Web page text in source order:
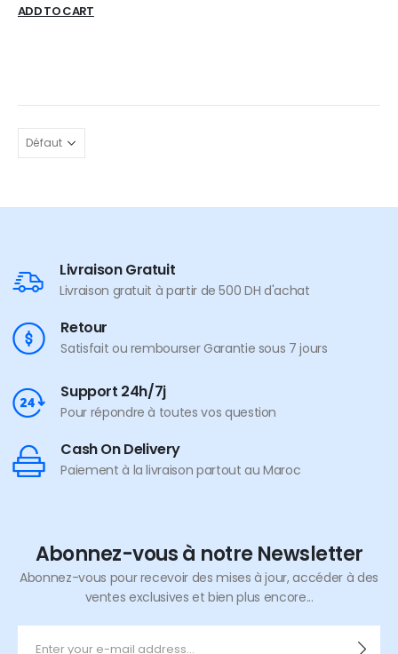
ADD TO CART
Livraison Gratuit
Livraison gratuit à partir de 500 DH d'achat
Retour
Satisfait ou rembourser Garantie sous 7 jours
Support 24h/7j
Pour répondre à toutes vos question
Cash On Delivery
Paiement à la livraison partout au Maroc
Abonnez-vous à notre Newsletter
Abonnez-vous pour recevoir des mises à jour, accéder à des
ventes exclusives et bien plus encore...